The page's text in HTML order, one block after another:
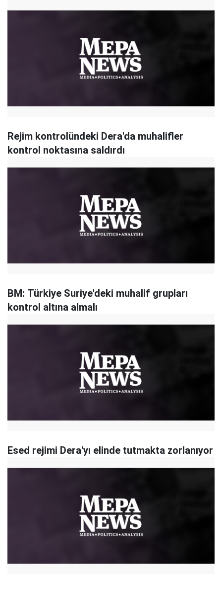
Rejim kontrolündeki Dera'da muhalifler
kontrol noktasına saldırdı
BM: Türkiye Suriye'deki muhalif grupları
kontrol altına almalı
Esed rejimi Dera'yı elinde tutmakta zorlanıyor